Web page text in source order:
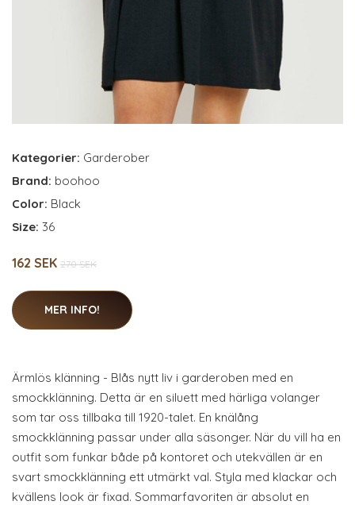
Kategorier: Garderober
Brand: boohoo
Color: Black
Size: 36
162 SEK 270 SEK
MER INFO!
Ärmlös klänning - Blås nytt liv i garderoben med en
smockklänning. Detta är en siluett med härliga volanger
som tar oss tillbaka till 1920-talet. En knälång
smockklänning passar under alla säsonger. När du vill ha en
outfit som funkar både på kontoret och utekvällen är en
svart smockklänning ett utmärkt val. Styla med klackar och
kvällens look är fixad. Sommarfavoriten är absolut en